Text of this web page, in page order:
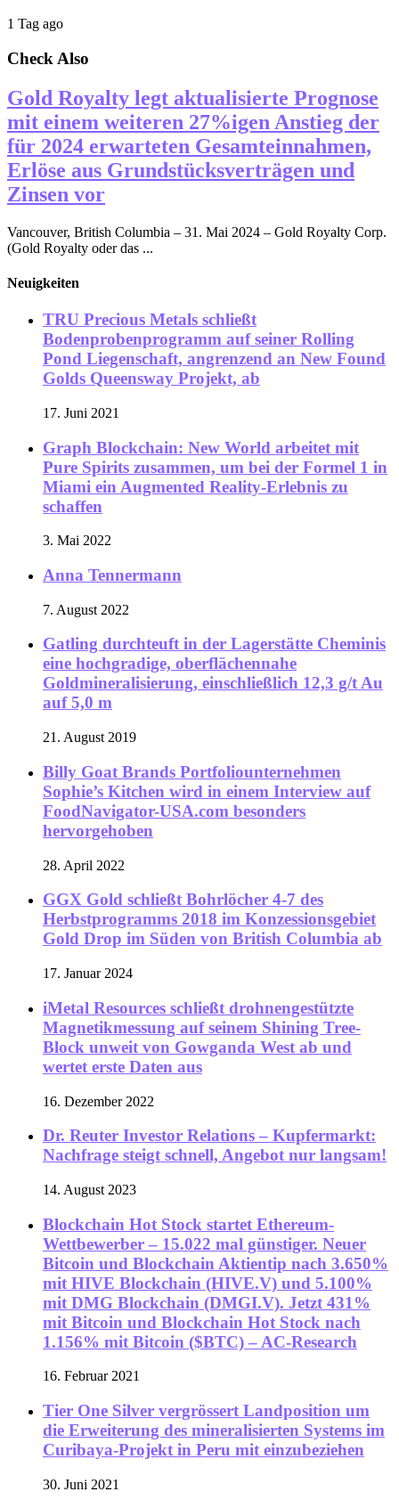
1 Tag ago
Check Also
Gold Royalty legt aktualisierte Prognose
mit einem weiteren 27%igen Anstieg der
für 2024 erwarteten Gesamteinnahmen,
Erlöse aus Grundstücksverträgen und
Zinsen vor
Vancouver, British Columbia – 31. Mai 2024 – Gold Royalty Corp.
(Gold Royalty oder das ...
Neuigkeiten
TRU Precious Metals schließt
Bodenprobenprogramm auf seiner Rolling
Pond Liegenschaft, angrenzend an New Found
Golds Queensway Projekt, ab
17. Juni 2021
Graph Blockchain: New World arbeitet mit
Pure Spirits zusammen, um bei der Formel 1 in
Miami ein Augmented Reality-Erlebnis zu
schaffen
3. Mai 2022
Anna Tennermann
7. August 2022
Gatling durchteuft in der Lagerstätte Cheminis
eine hochgradige, oberflächennahe
Goldmineralisierung, einschließlich 12,3 g/t Au
auf 5,0 m
21. August 2019
Billy Goat Brands Portfoliounternehmen
Sophie’s Kitchen wird in einem Interview auf
FoodNavigator-USA.com besonders
hervorgehoben
28. April 2022
GGX Gold schließt Bohrlöcher 4-7 des
Herbstprogramms 2018 im Konzessionsgebiet
Gold Drop im Süden von British Columbia ab
17. Januar 2024
iMetal Resources schließt drohnengestützte
Magnetikmessung auf seinem Shining Tree-
Block unweit von Gowganda West ab und
wertet erste Daten aus
16. Dezember 2022
Dr. Reuter Investor Relations – Kupfermarkt:
Nachfrage steigt schnell, Angebot nur langsam!
14. August 2023
Blockchain Hot Stock startet Ethereum-
Wettbewerber – 15.022 mal günstiger. Neuer
Bitcoin und Blockchain Aktientip nach 3.650%
mit HIVE Blockchain (HIVE.V) und 5.100%
mit DMG Blockchain (DMGI.V). Jetzt 431%
mit Bitcoin und Blockchain Hot Stock nach
1.156% mit Bitcoin ($BTC) – AC-Research
16. Februar 2021
Tier One Silver vergrössert Landposition um
die Erweiterung des mineralisierten Systems im
Curibaya-Projekt in Peru mit einzubeziehen
30. Juni 2021